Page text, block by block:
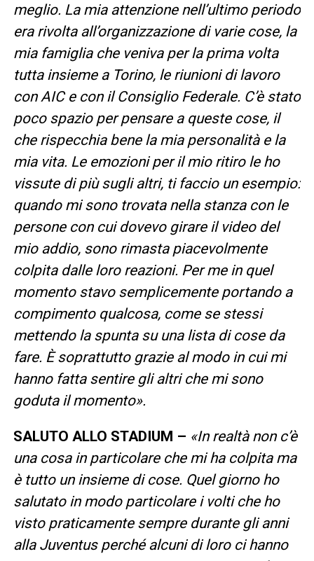
meglio. La mia attenzione nell’ultimo periodo
era rivolta all’organizzazione di varie cose, la
mia famiglia che veniva per la prima volta
tutta insieme a Torino, le riunioni di lavoro
con AIC e con il Consiglio Federale. C’è stato
poco spazio per pensare a queste cose, il
che rispecchia bene la mia personalità e la
mia vita. Le emozioni per il mio ritiro le ho
vissute di più sugli altri, ti faccio un esempio:
quando mi sono trovata nella stanza con le
persone con cui dovevo girare il video del
mio addio, sono rimasta piacevolmente
colpita dalle loro reazioni. Per me in quel
momento stavo semplicemente portando a
compimento qualcosa, come se stessi
mettendo la spunta su una lista di cose da
fare. È soprattutto grazie al modo in cui mi
hanno fatta sentire gli altri che mi sono
goduta il momento».
SALUTO ALLO STADIUM – «In realtà non c’è
una cosa in particolare che mi ha colpita ma
è tutto un insieme di cose. Quel giorno ho
salutato in modo particolare i volti che ho
visto praticamente sempre durante gli anni
alla Juventus perché alcuni di loro ci hanno